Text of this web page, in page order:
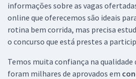
informações sobre as vagas
online que oferecemos são ideais
rotina bem corrida, mas precisa
o concurso que está prestes a
Temos muita confiança na qualidade
foram milhares de aprovados em